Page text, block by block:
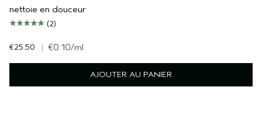
nettoie en douceur
(2)
€25.50 | €0.10/ml
AJOUTER AU PANIER